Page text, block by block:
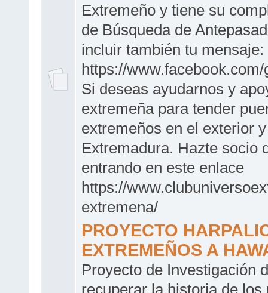
Extremeño y tiene su
de Búsqueda de
incluir también tu mensaje:
https://
Si deseas ayudarnos y
extremeña para tender
extremeños en el exterior
Extremadura. Hazte socio
entrando en este enlace
https://
extremena/
PROYECTO
EXTREMEÑOS A
Proyecto de Investigación
recuperar la historia de